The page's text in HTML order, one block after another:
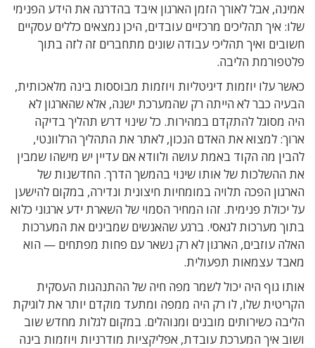
אמינה, אבל לאורך הזמן הארגון איבד בהדרגה את הידע הפנימי
שלו: איך תהליכים מרכזיים עובדים, היכן נמצאים כללים עסקיים
חשובים ואיך תהליכי עבודה שונים מתחברים זה לזה בתוך
פלטפורמת הליבה.
כאשר עלו יוזמות דיגיטליות ויוזמות מבוססות בינה מלאכותית,
הבעיה כבר לא הייתה רק שהמערכת ישנה, אלא שהארגון לא
היה מסוגל להתקדם במהירות. כל שינוי דרש תהליך בדיקה
ארוך: למצוא את האדם הנכון, לאתר את התהליך הרלוונטי,
להבין מה הקוד באמת עושה ולוודא אם עדיין יש מישהו שמבין
את ההשלכות של אותו שינוי בהמשך הדרך. החדשנות של
הארגון הפכה תלויה במומחיות חיצונית ונדירה, במקום להישען
על יכולת פנימית. זהו המחיר הסמוי של השארת ידע ארגוני כלוא
בתוך מערכות לגאסי. ברגע שהאנשים שמבינים את המערכות
האלה עוזבים, הארגון לא רק נשאר עם פחות מפתחים — הוא
מאבד עצמאות תפעולית.
אותו גוף היה יכול לשמר מפה חיה של ההתנהגות העסקית
הקריטית שלו, לו רק היה ממפה ומתעד מוקדם יותר את לוגיקת
הליבה כשירותים מובנים ומנוהלים. במקום לגלות מחדש שוב
ושוב איך המערכת עובדת, אפליקציות מודרניות ויוזמות בינה